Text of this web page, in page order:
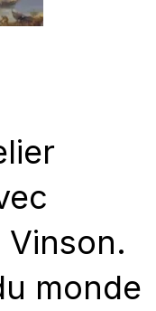
monde